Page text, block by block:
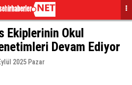
Ekiplerinin Okul
Devam Ediyor
2025 Pazar